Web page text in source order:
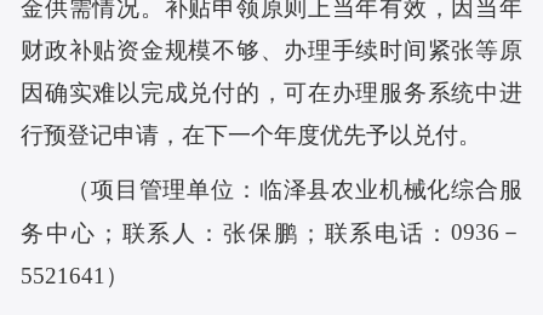
金供需情况。补贴申领原则上当年有效，因当年
财政补贴资金规模不够、办理手续时间紧张等原
因确实难以完成兑付的，可在办理服务系统中进
行预登记申请，在下一个年度优先予以兑付。
（项目管理单位：临泽县农业机械化综合服
务中心；联系人：张保鹏；联系电话： 0936－
5521641 ）